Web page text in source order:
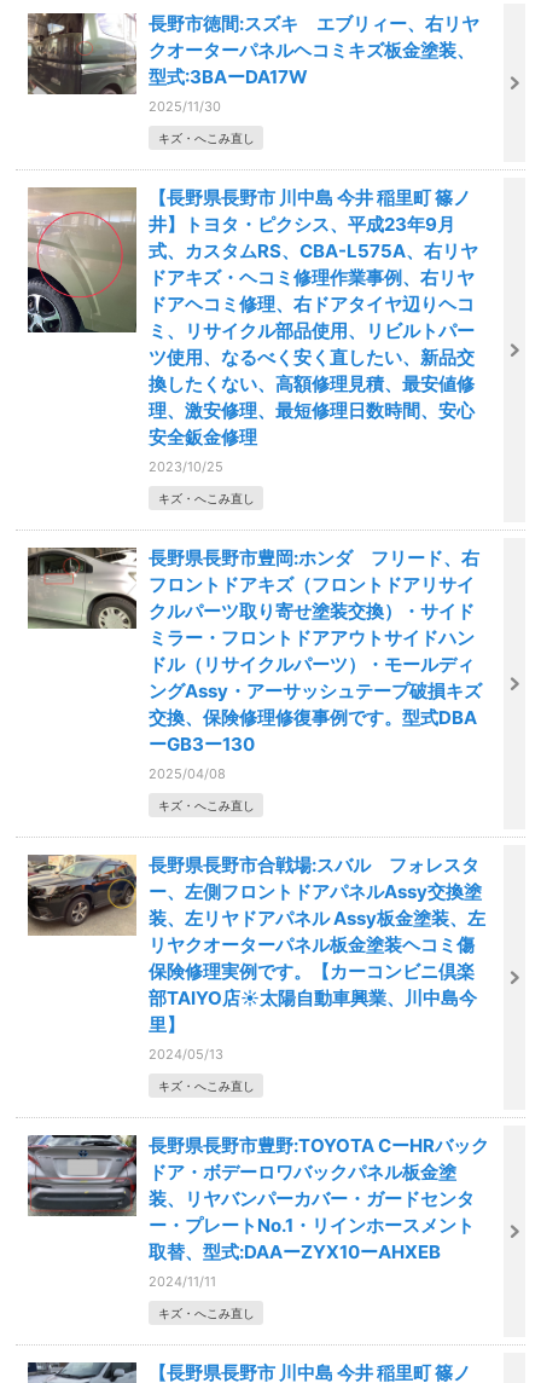
長野市徳間:スズキ エブリィー、右リヤ
クオーターパネルヘコミキズ板金塗装、
型式:3BAーDA17W
2025/11/30
キズ・へこみ直し
【長野県長野市 川中島 今井 稲里町 篠ノ
井】トヨタ・ピクシス、平成23年9月
式、カスタムRS、CBA-L575A、右リヤ
ドアキズ・ヘコミ修理作業事例、右リヤ
ドアヘコミ修理、右ドアタイヤ辺りヘコ
ミ、リサイクル部品使用、リビルトパー
ツ使用、なるべく安く直したい、新品交
換したくない、高額修理見積、最安値修
理、激安修理、最短修理日数時間、安心
安全鈑金修理
2023/10/25
キズ・へこみ直し
長野県長野市豊岡:ホンダ フリード、右
フロントドアキズ（フロントドアリサイ
クルパーツ取り寄せ塗装交換）・サイド
ミラー・フロントドアアウトサイドハン
ドル（リサイクルパーツ）・モールディ
ングAssy・アーサッシュテープ破損キズ
交換、保険修理修復事例です。型式DBA
ーGB3ー130
2025/04/08
キズ・へこみ直し
長野県長野市合戦場:スバル フォレスタ
ー、左側フロントドアパネルAssy交換塗
装、左リヤドアパネル Assy板金塗装、左
リヤクオーターパネル板金塗装ヘコミ傷
保険修理実例です。【カーコンビニ倶楽
部TAIYO店☀️太陽自動車興業、川中島今
里】
2024/05/13
キズ・へこみ直し
長野県長野市豊野:TOYOTA CーHRバック
ドア・ボデーロワバックパネル板金塗
装、リヤバンパーカバー・ガードセンタ
ー・プレートNo.1・リインホースメント
取替、型式:DAAーZYX10ーAHXEB
2024/11/11
キズ・へこみ直し
【長野県長野市 川中島 今井 稲里町 篠ノ